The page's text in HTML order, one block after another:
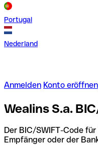
Portugal
Nederland
Anmelden Konto eröffnen
Wealins S.a.
Der BIC/SWIFT-Code für
Empfänger oder der